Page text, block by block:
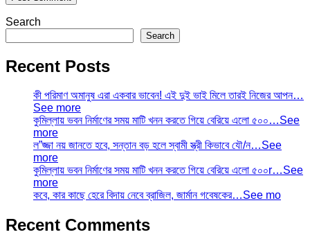
Search
Search
Recent Posts
কী পরিমাণ অমানুষ এরা একবার ভাবেন! এই দুই ভাই মিলে তারই নিজের আপন…
See more
কুমিল্লায় ভবন নির্মাণের সময় মাটি খনন করতে গিয়ে বেরিয়ে এলো ৫০০…See
more
ল”জ্জা নয় জানতে হবে, সন্তান বড় হলে স্বামী স্ত্রী কিভাবে যৌ/ন…See
more
কুমিল্লায় ভবন নির্মাণের সময় মাটি খনন করতে গিয়ে বেরিয়ে এলো ৫০০r…See
more
কবে, কার কাছে হেরে বিদায় নেবে ব্রাজিল, জার্মান গবেষকের…See mo
Recent Comments